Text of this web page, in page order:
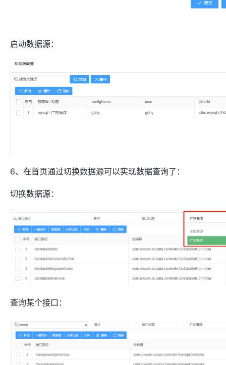
启动数据源：
6、在首页通过切换数据源可以实现数据查询了：
切换数据源：
查询某个接口：